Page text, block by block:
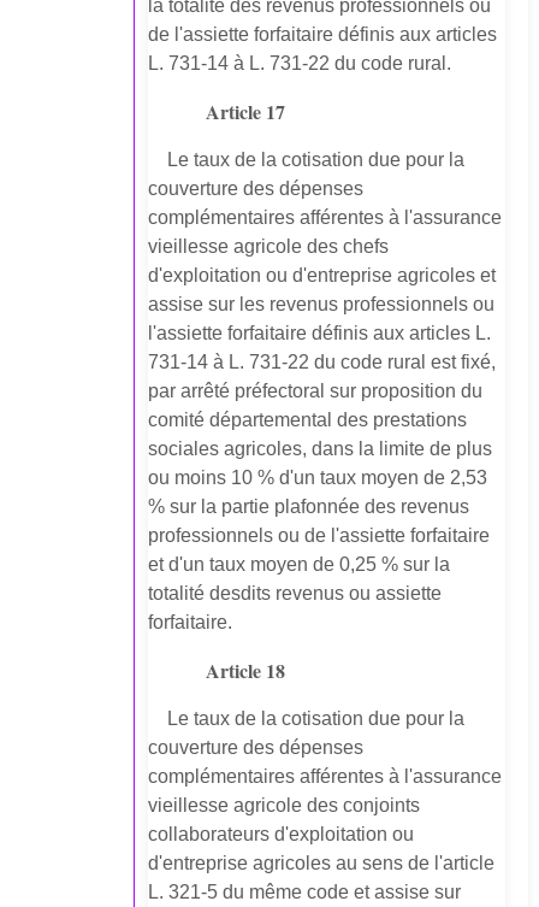
la totalité des revenus professionnels ou
de l'assiette forfaitaire définis aux articles
L. 731-14 à L. 731-22 du code rural.
Article 17
Le taux de la cotisation due pour la
couverture des dépenses
complémentaires afférentes à l'assurance
vieillesse agricole des chefs
d'exploitation ou d'entreprise agricoles et
assise sur les revenus professionnels ou
l'assiette forfaitaire définis aux articles L.
731-14 à L. 731-22 du code rural est fixé,
par arrêté préfectoral sur proposition du
comité départemental des prestations
sociales agricoles, dans la limite de plus
ou moins 10 % d'un taux moyen de 2,53
% sur la partie plafonnée des revenus
professionnels ou de l'assiette forfaitaire
et d'un taux moyen de 0,25 % sur la
totalité desdits revenus ou assiette
forfaitaire.
Article 18
Le taux de la cotisation due pour la
couverture des dépenses
complémentaires afférentes à l'assurance
vieillesse agricole des conjoints
collaborateurs d'exploitation ou
d'entreprise agricoles au sens de l'article
L. 321-5 du même code et assise sur